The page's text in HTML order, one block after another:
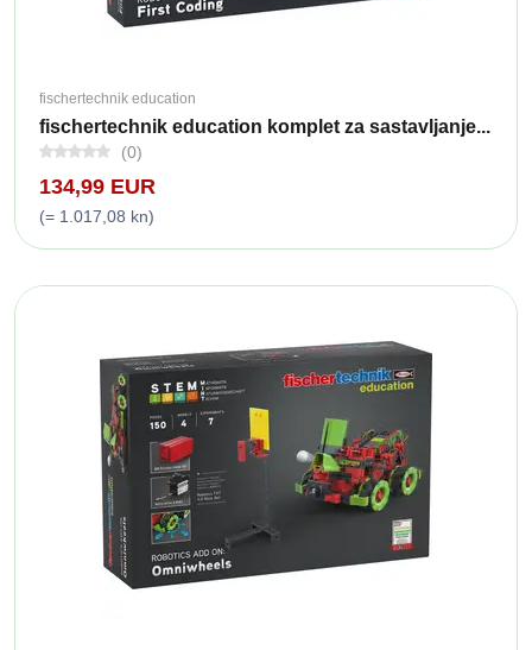
fischertechnik education
fischertechnik education komplet za sastavljanje...
(0)
134,99 EUR
(= 1.017,08 kn)